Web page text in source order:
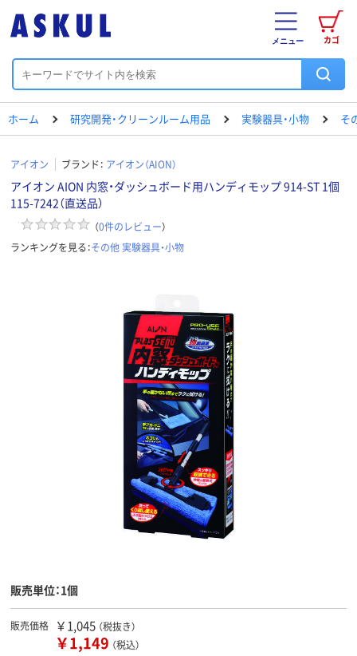
カゴ
メニュー
ホーム 研究開発・クリーンルーム用品 実験器具・小物 そ
アイオン ブランド： アイオン（AION）
アイオン AION 内窓・ダッシュボード用ハンディモップ 914-ST 1個
115-7242（直送品）
（0件のレビュー）
ランキングを見る：その他 実験器具・小物
販売単位：1個
販売価格 ￥1,045 （税抜き）
￥1,149 （税込）